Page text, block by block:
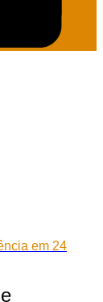
em 24